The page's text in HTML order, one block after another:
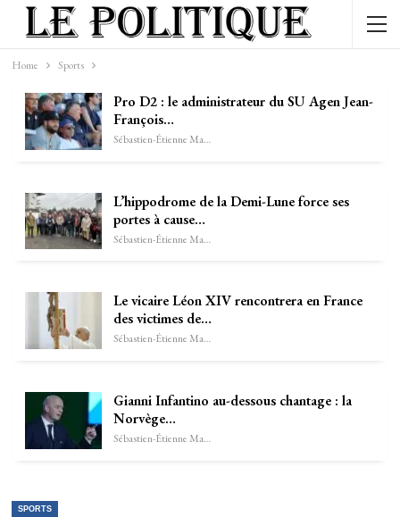
Home Sports
Pro D2 : le administrateur du SU Agen Jean-
François…
Sébastien-Étienne Marechal
L’hippodrome de la Demi-Lune force ses
portes à cause…
Sébastien-Étienne Marechal
Le vicaire Léon XIV rencontrera en France
des victimes de…
Sébastien-Étienne Marechal
Gianni Infantino au-dessous chantage : la
Norvège…
Sébastien-Étienne Marechal
SPORTS